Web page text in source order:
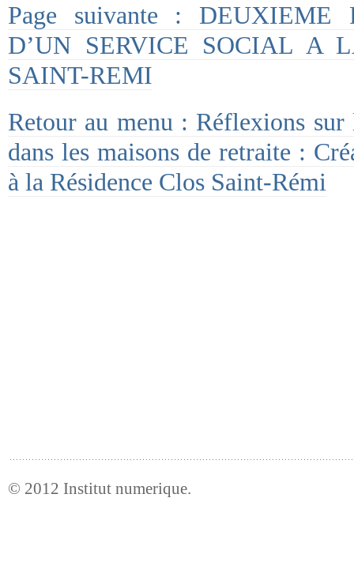
Page suivante : DEUXIEME
D’UN SERVICE SOCIAL A
SAINT-REMI
Retour au menu : Réflexions
dans les maisons de retraite :
à la Résidence Clos Saint-Rémi
© 2012 Institut numerique.